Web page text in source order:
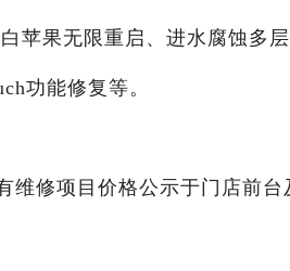
苹果无限重启、进水腐蚀多
功能修复等。
维修项目价格公示于门店前